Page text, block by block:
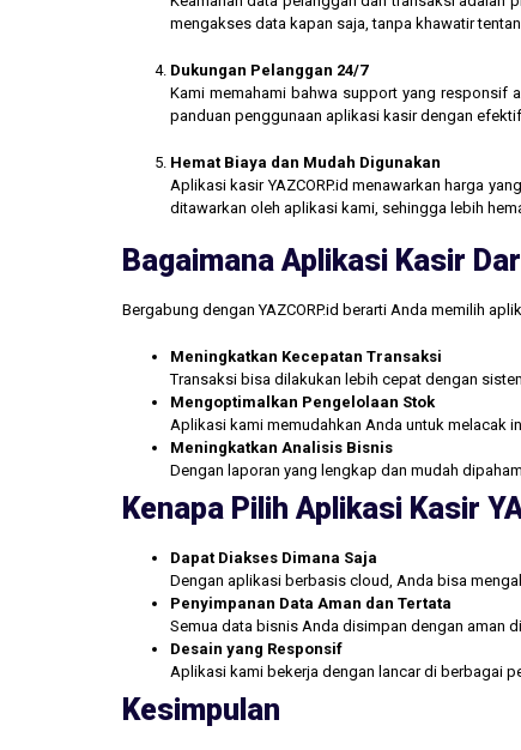
mengakses data kapan saja, tanpa khawatir
Dukungan Pelanggan 24/7
Kami memahami bahwa support yang responsif
panduan penggunaan aplikasi kasir dengan
Hemat Biaya dan Mudah Digunakan
Aplikasi kasir YAZCORP.id menawarkan harga
ditawarkan oleh aplikasi kami, sehingga lebih
Bagaimana Aplikasi Kasir
Bergabung dengan YAZCORP.id berarti Anda memilih
Meningkatkan Kecepatan Transaksi
Transaksi bisa dilakukan lebih cepat dengan
Mengoptimalkan Pengelolaan Stok
Aplikasi kami memudahkan Anda untuk melacak
Meningkatkan Analisis Bisnis
Dengan laporan yang lengkap dan mudah
Kenapa Pilih Aplikasi Kasir
Dapat Diakses Dimana Saja
Dengan aplikasi berbasis cloud, Anda bisa
Penyimpanan Data Aman dan Tertata
Semua data bisnis Anda disimpan dengan aman
Desain yang Responsif
Aplikasi kami bekerja dengan lancar di berbagai
Kesimpulan